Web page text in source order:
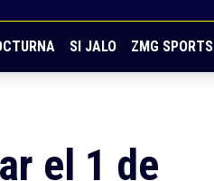
SI JALO ZMG SPORTS
el 1 de